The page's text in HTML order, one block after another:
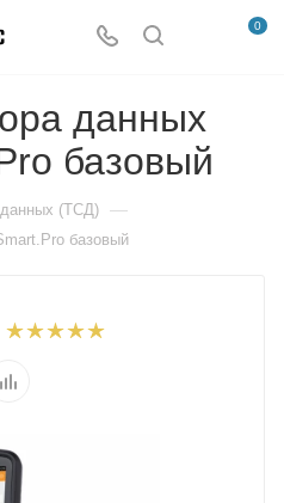
0
данных
базовый
(ТСД) —
базовый